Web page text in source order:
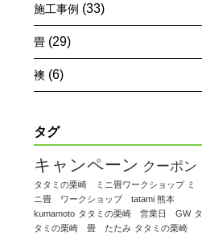
施工事例 (33)
畳(29)
襖 (6)
タグ
キャンペーン クーポン
タタミの栗崎 ミニ畳ワークショップ ミ
ニ畳 ワークショップ tatami 熊本
kumamoto タタミの栗崎 営業日 GW タ
タミの栗崎 畳 たたみ タタミの栗崎